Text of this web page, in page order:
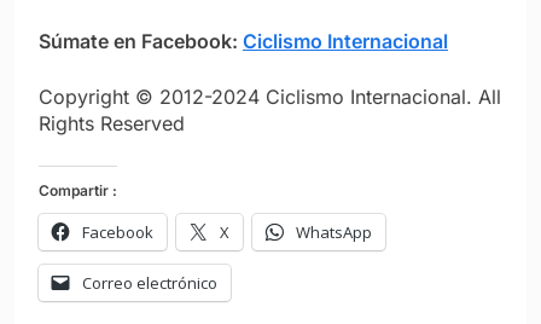
Súmate en Facebook: Ciclismo Internacional
Copyright © 2012-2024 Ciclismo Internacional. All
Rights Reserved
Compartir :
Facebook X WhatsApp
Correo electrónico